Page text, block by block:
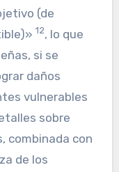
(de
12, lo que
si se
daños
vulnerables
sobre
combinada con
de los